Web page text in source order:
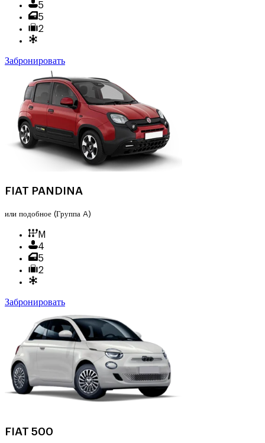
5
5
2
Забронировать
FIAT PANDINA
или подобное (Группа A)
M
4
5
2
Забронировать
FIAT 500